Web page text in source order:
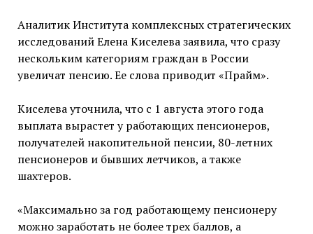
Аналитик Института комплексных стратегических
исследований Елена Киселева заявила, что сразу
нескольким категориям граждан в России
увеличат пенсию. Ее слова приводит «Прайм».
Киселева уточнила, что с 1 августа этого года
выплата вырастет у работающих пенсионеров,
получателей накопительной пенсии, 80-летних
пенсионеров и бывших летчиков, а также
шахтеров.
«Максимально за год работающему пенсионеру
можно заработать не более трех баллов, а